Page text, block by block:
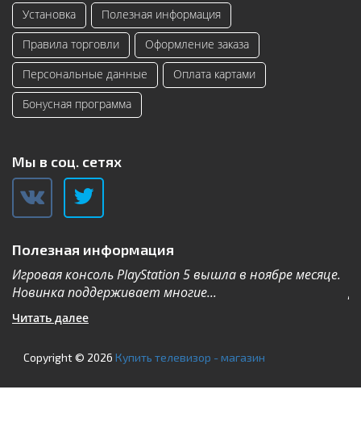
Установка
Полезная информация
Правила торговли
Оформление заказа
Персональные данные
Оплата картами
Бонусная программа
Мы в соц. сетях
Полезная информация
Игровая консоль PlayStation 5 вышла в ноябре месяце.
Новинка поддерживает многие...
Читать далее
Copyright © 2026 Купить телевизор - магазин